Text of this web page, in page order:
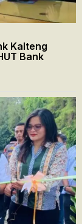
Kalteng
Bank